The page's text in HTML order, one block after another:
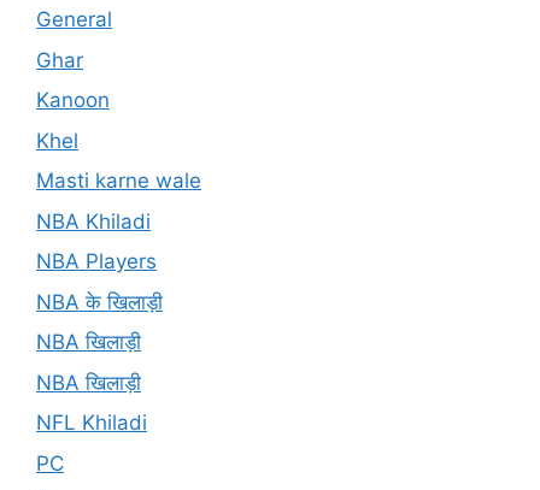
General
Ghar
Kanoon
Khel
Masti karne wale
NBA Khiladi
NBA Players
NBA के खिलाड़ी
NBA खिलाड़ी
NBA खिलाड़ी
NFL Khiladi
PC